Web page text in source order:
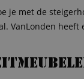
je met de
VanLonden